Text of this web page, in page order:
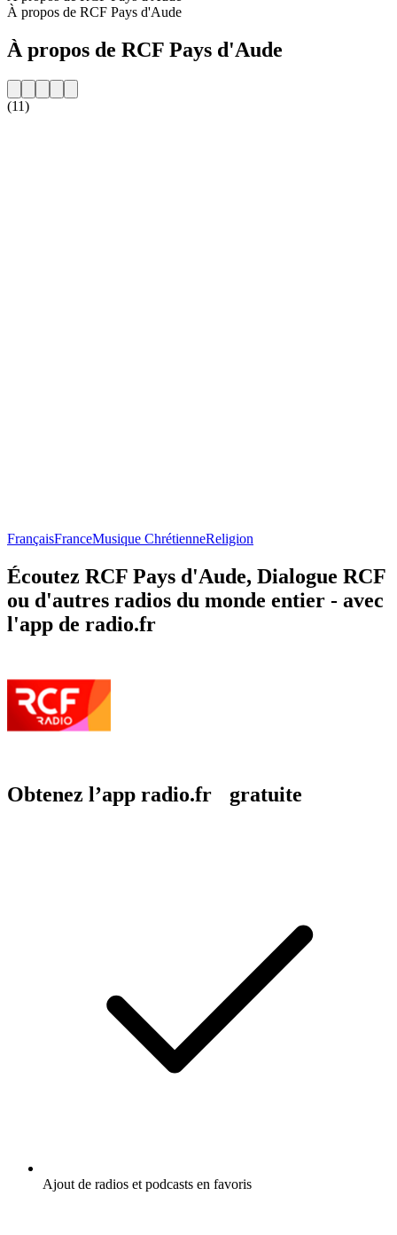
À propos de RCF Pays d'Aude
À propos de RCF Pays d'Aude
(11)
FrançaisFranceMusique ChrétienneReligion
Écoutez RCF Pays d'Aude, Dialogue RCF
ou d'autres radios du monde entier - avec
l'app de radio.fr
Obtenez l’app radio.fr gratuite
Ajout de radios et podcasts en favoris